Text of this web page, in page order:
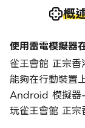
概
使用雷電模擬器
雀王會館 正宗
能夠在行動裝置
Android 模擬器
玩雀王會館 正宗